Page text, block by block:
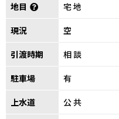
地目 宅地
現況 空
引渡時期 相談
駐車場 有
上水道 公共